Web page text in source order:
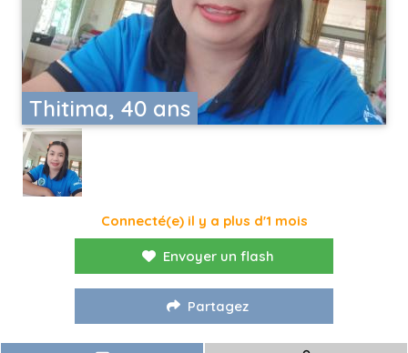
Thitima, 40 ans
Connecté(e) il y a plus d'1 mois
Envoyer un flash
Partagez